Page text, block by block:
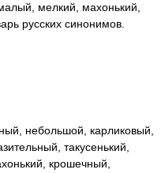
мелкий, махонький,
русских синонимов.
небольшой, карликовый,
такусенький,
крошечный,